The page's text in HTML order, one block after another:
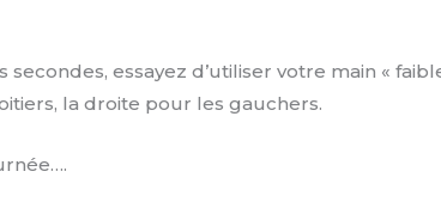
essayez d’utiliser votre main «
la droite pour les gauchers.